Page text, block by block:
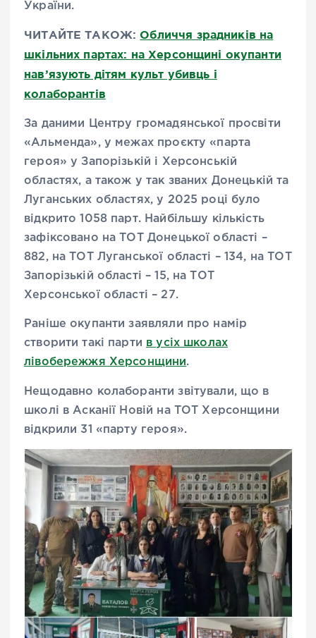
України.
ЧИТАЙТЕ ТАКОЖ:Обличчя зрадників на
шкільних партах: на Херсонщині окупанти
нав’язують дітям культ убивць і
колаборантів
За даними Центру громадянської просвіти
«Альменда», у межах проєкту «парта
героя» у Запорізькій і Херсонській
областях, а також у так званих Донецькій та
Луганських областях, у 2025 році було
відкрито 1058 парт. Найбільшу кількість
зафіксовано на ТОТ Донецької області –
882, на ТОТ Луганської області – 134, на ТОТ
Запорізькій області – 15, на ТОТ
Херсонської області – 27.
Раніше окупанти заявляли про намір
створити такі парти в усіх школах
лівобережжя Херсонщини.
Нещодавно колаборанти звітували, що в
школі в Асканії Новій на ТОТ Херсонщини
відкрили 31 «парту героя».